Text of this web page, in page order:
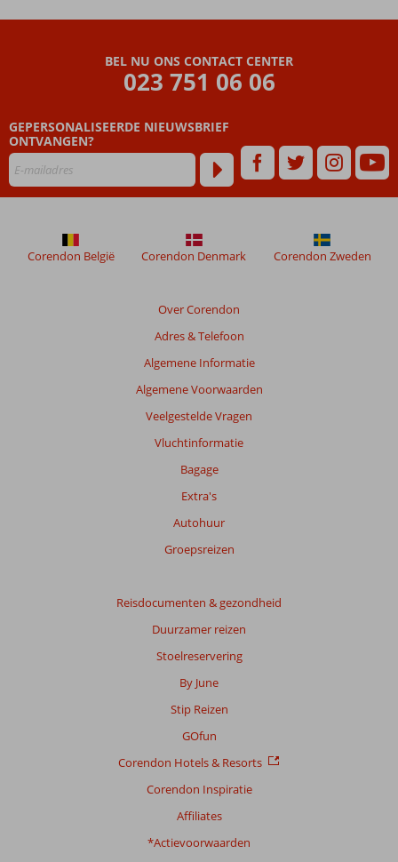
48
maanden
meer
om
de
BEL NU ONS CONTACT CENTER
023 751 06 06
GEPERSONALISEERDE NIEUWSBRIEF
ONTVANGEN?
Over Corendon
Adres & Telefoon
Algemene Informatie
Algemene Voorwaarden
Veelgestelde Vragen
Vluchtinformatie
Bagage
Extra's
Autohuur
Groepsreizen
Reisdocumenten & gezondheid
Duurzamer reizen
Stoelreservering
By June
Stip Reizen
GOfun
Corendon Hotels & Resorts
Corendon Inspiratie
Affiliates
*Actievoorwaarden
Corendon België Corendon Denmark Corendon Zweden